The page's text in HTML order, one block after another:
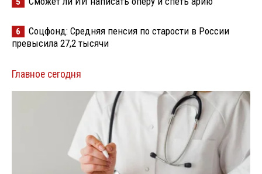
6
Соцфонд: Средняя пенсия по старости в России
превысила 27,2 тысячи
Главное сегодня